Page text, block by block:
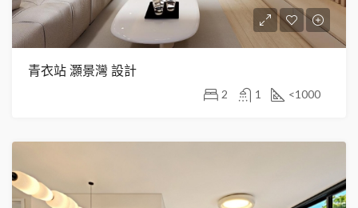
青衣站 灝景灣 設計
2 1 <1000